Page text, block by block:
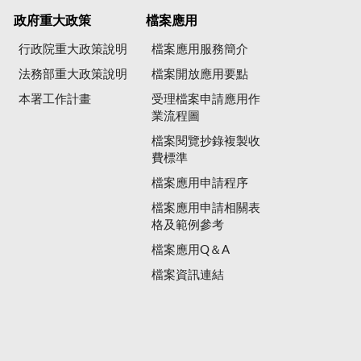
政府重大政策
行政院重大政策說明
法務部重大政策說明
本署工作計畫
檔案應用
檔案應用服務簡介
檔案開放應用要點
受理檔案申請應用作
業流程圖
檔案閱覽抄錄複製收
費標準
檔案應用申請程序
檔案應用申請相關表
格及範例參考
檔案應用Q＆A
檔案資訊連結